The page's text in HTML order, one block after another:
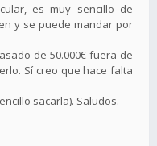
es muy sencillo de
y se puede mandar por
de 50.000€ fuera de
Sí creo que hace falta
sacarla). Saludos.